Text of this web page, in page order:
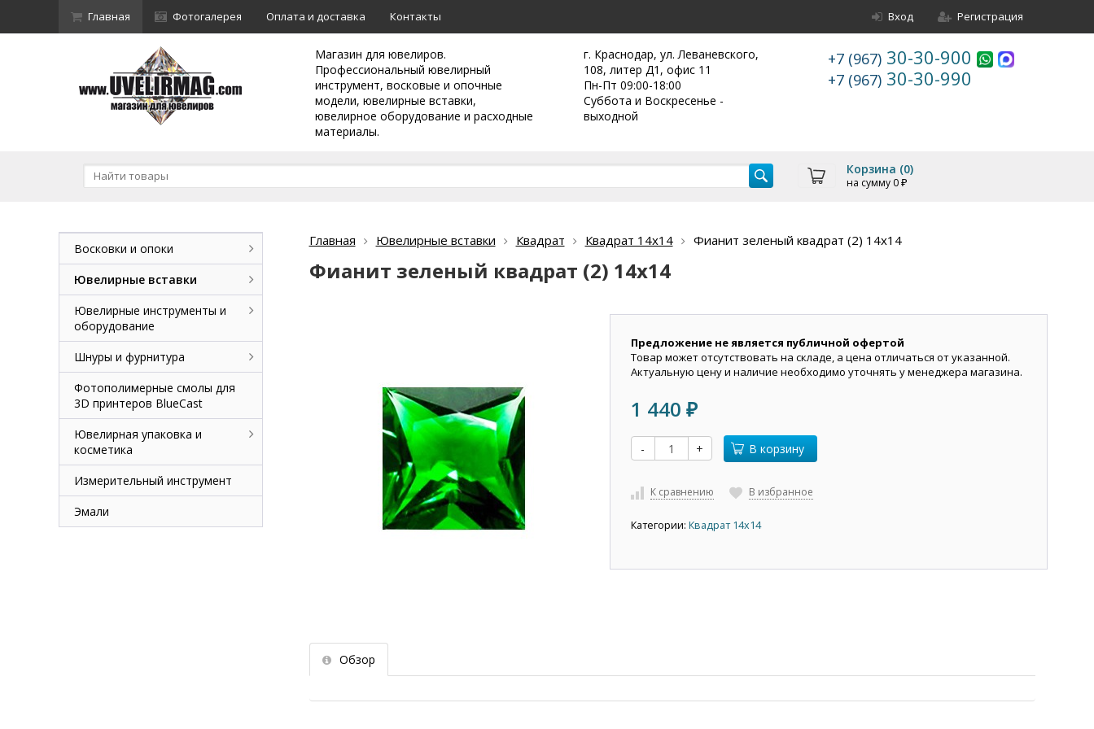
Главная Фотогалерея Оплата и доставка Контакты Вход Регистрация
Магазин для ювелиров.
Профессиональный ювелирный
инструмент, восковые и опочные
модели, ювелирные вставки,
ювелирное оборудование и расходные
материалы.
г. Краснодар, ул. Леваневского,
108, литер Д1, офис 11
Пн-Пт 09:00-18:00
Суббота и Воскресенье -
выходной
+7 (967) 30-30-900
+7 (967) 30-30-990
Корзина (0)
на сумму 0 ₽
Главная Ювелирные вставки Квадрат Квадрат 14х14 Фианит зеленый квадрат (2) 14х14
Фианит зеленый квадрат (2) 14х14
Предложение не является публичной офертой
Товар может отсутствовать на складе, а цена отличаться от указанной.
Актуальную цену и наличие необходимо уточнять у менеджера магазина.
1 440 ₽
- + В корзину
К сравнению В избранное
Категории: Квадрат 14х14
Обзор
Восковки и опоки
Ювелирные вставки
Ювелирные инструменты и
оборудование
Шнуры и фурнитура
Фотополимерные смолы для
3D принтеров BlueCast
Ювелирная упаковка и
косметика
Измерительный инструмент
Эмали